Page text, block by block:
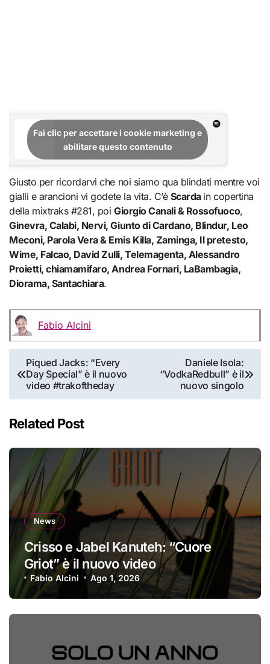
Fai clic per accettare i cookie marketing e
abilitare questo contenuto
Giusto per ricordarvi che noi siamo qua blindati mentre voi
gialli e arancioni vi godete la vita. C’è Scarda in copertina
della mixtraks #281, poiGiorgio Canali & Rossofuoco,
Ginevra, Calabi, Nervi, Giunto di Cardano, Blindur, Leo
Meconi, Parola Vera & Emis Killa, Zaminga, Il pretesto,
Wime, Falcao, David Zulli, Telemagenta, Alessandro
Proietti, chiamamifaro, Andrea Fornari, LaBambagia,
Diorama, Santachiara.
Fabio Alcini
Navigazione
articoli
Piqued Jacks: “Every
Day Special” è il nuovo
video #trakoftheday
Daniele Isola:
“VodkaRedbull” è il
nuovo singolo
Related Post
News
Crisso e Jabel Kanuteh: “Cuore
Griot” è il nuovo video
Fabio Alcini Ago 1, 2026